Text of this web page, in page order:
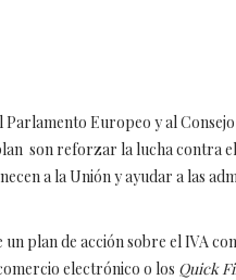
Europeo y al
son reforzar la lucha contra
a la Unión y ayudar a las
plan de acción sobre el IVA
electrónico o los Quick